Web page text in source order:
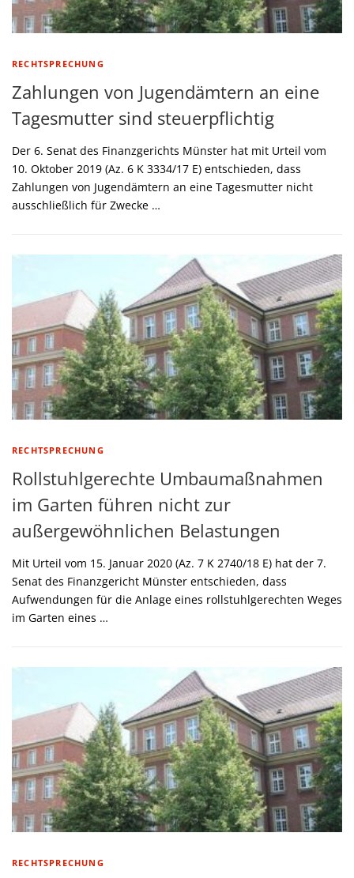
RECHTSPRECHUNG
Zahlungen von Jugendämtern an eine
Tagesmutter sind steuerpflichtig
Der 6. Senat des Finanzgerichts Münster hat mit Urteil vom
10. Oktober 2019 (Az. 6 K 3334/17 E) entschieden, dass
Zahlungen von Jugendämtern an eine Tagesmutter nicht
ausschließlich für Zwecke …
RECHTSPRECHUNG
Rollstuhlgerechte Umbaumaßnahmen
im Garten führen nicht zur
außergewöhnlichen Belastungen
Mit Urteil vom 15. Januar 2020 (Az. 7 K 2740/18 E) hat der 7.
Senat des Finanzgericht Münster entschieden, dass
Aufwendungen für die Anlage eines rollstuhlgerechten Weges
im Garten eines …
RECHTSPRECHUNG